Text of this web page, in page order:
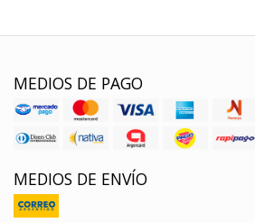
MEDIOS DE PAGO
MEDIOS DE ENVÍO